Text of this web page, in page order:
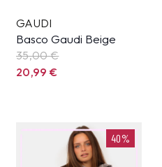
GAUDI
Basco Gaudi Beige
35,00 €
20,99€
40%